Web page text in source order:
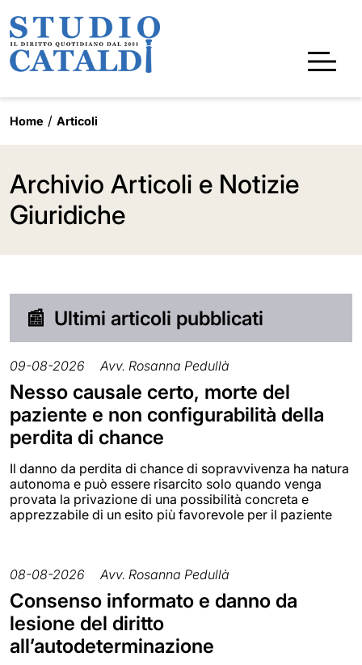
Home Articoli
Archivio Articoli e Notizie
Giuridiche
📰 Ultimi articoli pubblicati
09-08-2026 Avv. Rosanna Pedullà
Nesso causale certo, morte del
paziente e non configurabilità della
perdita di chance
Il danno da perdita di chance di sopravvivenza ha natura
autonoma e può essere risarcito solo quando venga
provata la privazione di una possibilità concreta e
apprezzabile di un esito più favorevole per il paziente
08-08-2026 Avv. Rosanna Pedullà
Consenso informato e danno da
lesione del diritto
all’autodeterminazione